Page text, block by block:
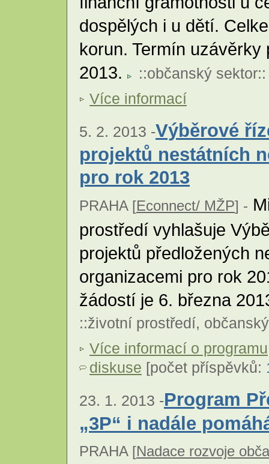
dospělých i u dětí.
korun. Termín uzávěrky
2013.
::občanský sektor::
Více informací
5. 2. 2013 -Výběrové
projektů nestátních
pro rok 2013
PRAHA [Econnect/ MŽP] -
prostředí vyhlašuje
projektů předložených
organizacemi pro rok
žádostí je 6. března
::životní prostředí,
Více informací o programu
diskuse [počet příspěvků:
23. 1. 2013 -Program
„3P“ i nadále
PRAHA [Nadace rozvoje